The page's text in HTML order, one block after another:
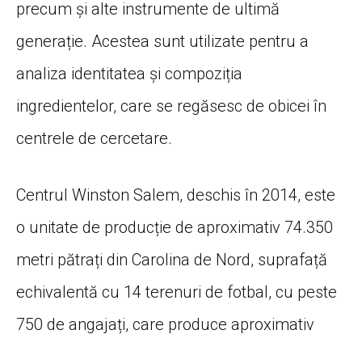
precum și alte instrumente de ultimă
generație. Acestea sunt utilizate pentru a
analiza identitatea și compoziția
ingredientelor, care se regăsesc de obicei în
centrele de cercetare.
Centrul Winston Salem, deschis în 2014, este
o unitate de producție de aproximativ 74.350
metri pătrați din Carolina de Nord, suprafață
echivalentă cu 14 terenuri de fotbal, cu peste
750 de angajați, care produce aproximativ